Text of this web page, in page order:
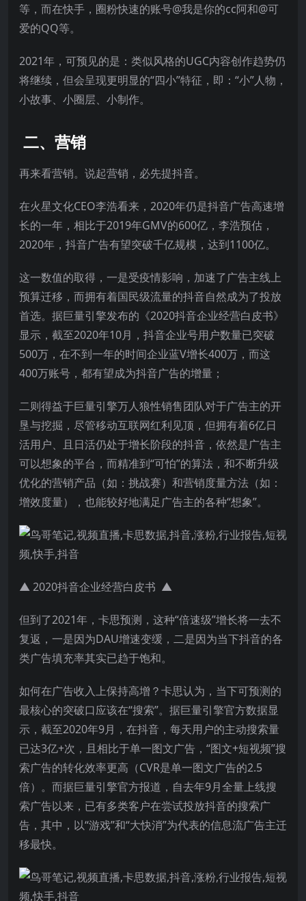
等，而在快手，圈粉快速的账号@我是你的cc阿和@可
爱的QQ等。
2021年，可预见的是：类似风格的UGC内容创作趋势仍
将继续，但会呈现更明显的“四小”特征，即：“小”人物，
小故事、小圈层、小制作。
二、营销
再来看营销。说起营销，必先提抖音。
在火星文化CEO李浩看来，2020年仍是抖音广告高速增
长的一年，相比于2019年GMV的600亿，李浩预估，
2020年，抖音广告有望突破千亿规模，达到1100亿。
这一数值的取得，一是受疫情影响，加速了广告主线上
预算迁移，而拥有着国民级流量的抖音自然成为了投放
首选。据巨量引擎发布的《2020抖音企业经营白皮书》
显示，截至2020年10月，抖音企业号用户数量已突破
500万，在不到一年的时间企业蓝V增长400万，而这
400万账号，都有望成为抖音广告的增量；
二则得益于巨量引擎万人狼性销售团队对于广告主的开
垦与挖掘，尽管移动互联网红利见顶，但拥有着6亿日
活用户、且日活仍处于增长阶段的抖音，依然是广告主
可以想象的平台，而精准到“可怕”的算法，和不断升级
优化的营销产品（如：挑战赛）和营销度量方法（如：
增效度量），也能较好地满足广告主的各种“想象”。
▲ 2020抖音企业经营白皮书 ▲
但到了2021年，卡思预测，这种“倍速级”增长将一去不
复返，一是因为DAU增速变缓，二是因为当下抖音的各
类广告填充率其实已趋于饱和。
如何在广告收入上保持高增？卡思认为，当下可预测的
最核心的突破口应该在“搜索”。据巨量引擎官方数据显
示，截至2020年9月，在抖音，每天用户的主动搜索量
已达3亿+次，且相比于单一图文广告，“图文+短视频”搜
索广告的转化效率更高（CVR是单一图文广告的2.5
倍）。而据巨量引擎官方报道，自去年9月全量上线搜
索广告以来，已有多类客户在尝试投放抖音的搜索广
告，其中，以“游戏”和“大快消”为代表的信息流广告主迁
移最快。